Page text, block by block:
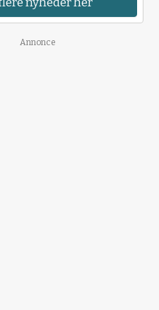
Annonce